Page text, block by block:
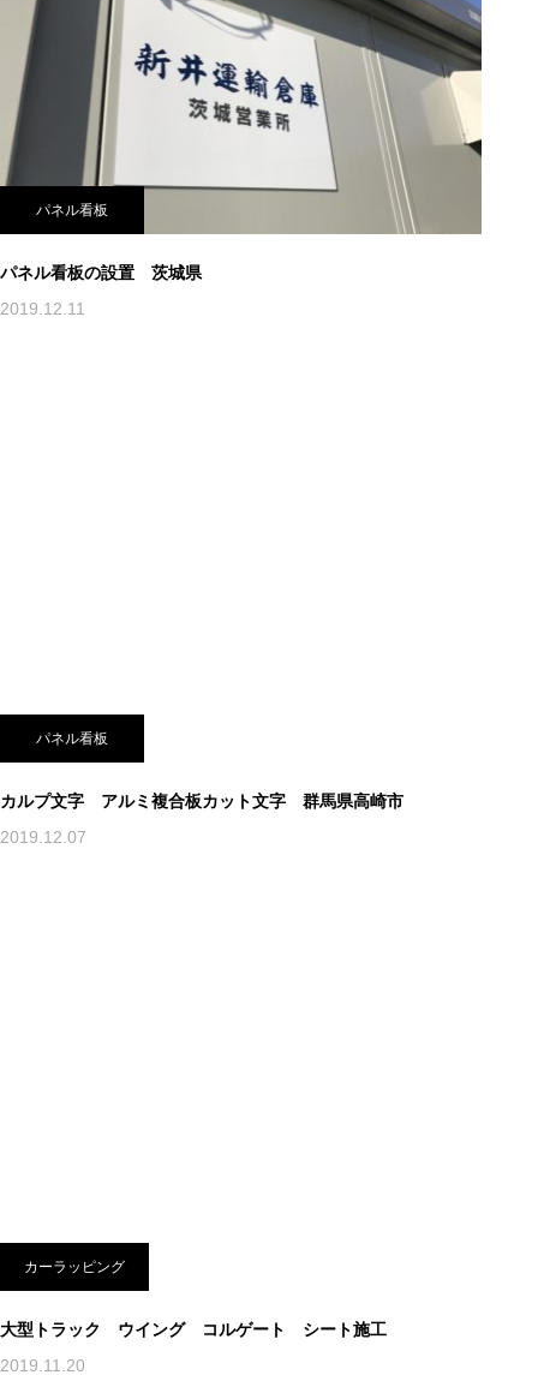
パネル看板
パネル看板の設置 茨城県
2019.12.11
パネル看板
カルプ文字 アルミ複合板カット文字 群馬県高崎市
2019.12.07
カーラッピング
大型トラック ウイング コルゲート シート施工
2019.11.20